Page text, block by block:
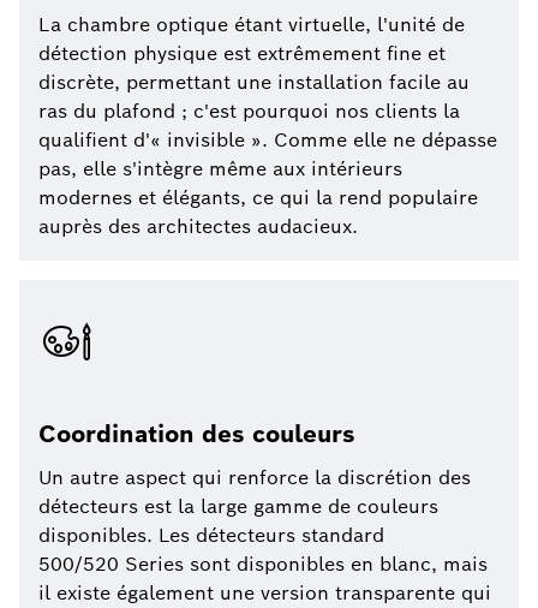
La chambre optique étant virtuelle, l'unité de
détection physique est extrêmement fine et
discrète, permettant une installation facile au
ras du plafond ; c'est pourquoi nos clients la
qualifient d'« invisible ». Comme elle ne dépasse
pas, elle s'intègre même aux intérieurs
modernes et élégants, ce qui la rend populaire
auprès des architectes audacieux.
Coordination des couleurs
Un autre aspect qui renforce la discrétion des
détecteurs est la large gamme de couleurs
disponibles. Les détecteurs standard
500/520 Series sont disponibles en blanc, mais
il existe également une version transparente qui